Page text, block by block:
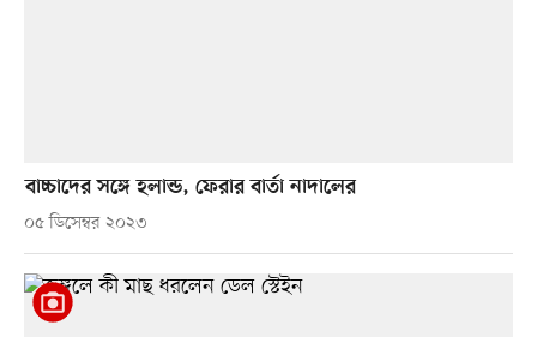
বাচ্চাদের সঙ্গে হলান্ড, ফেরার বার্তা নাদালের
০৫ ডিসেম্বর ২০২৩